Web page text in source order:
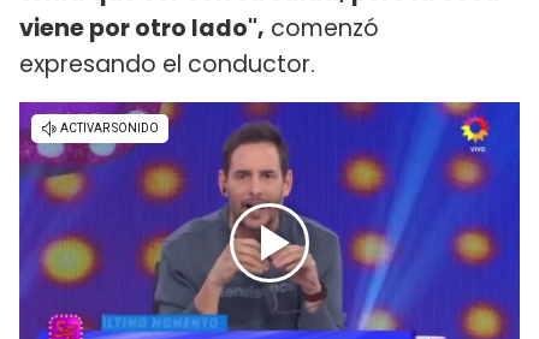
viene por otro lado", comenzó
expresando el conductor.